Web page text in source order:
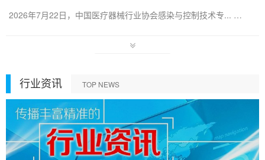
2026年7月22日，中国医疗器械行业协会感染与控制技术专... …
行业资讯 TOP NEWS